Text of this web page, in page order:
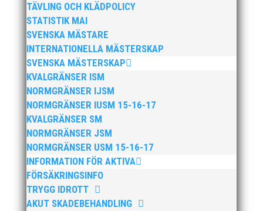
TÄVLING OCH KLÄDPOLICY
STATISTIK MAI
SVENSKA MÄSTARE
INTERNATIONELLA MÄSTERSKAP
SVENSKA MÄSTERSKAP
KVALGRÄNSER ISM
NORMGRÄNSER IJSM
NORMGRÄNSER IUSM 15-16-17
KVALGRÄNSER SM
NORMGRÄNSER JSM
NORMGRÄNSER USM 15-16-17
INFORMATION FÖR AKTIVA
FÖRSÄKRINGSINFO
TRYGG IDROTT
AKUT SKADEBEHANDLING
Bilder från Stafett-SM 2026. Foto: Thomas
Leandersson Fler bilder från MAI:s Årsmöte
2026